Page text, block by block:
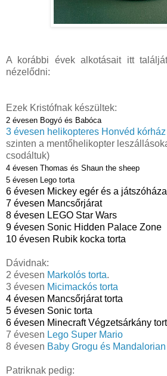
A korábbi évek alkotásait itt
nézelődni:
Ezek Kristófnak készültek:
2 évesen Bogyó és Babóca
3 évesen helikopteres Honvéd kórház
szinten a mentőhelikopter
csodáltuk)
4 évesen Thomas és Shaun the sheep
5 évesen Lego torta
6 évesen Mickey egér és a játszóháza
7 évesen Mancsőrjárat
8 évesen LEGO Star Wars
9 évesen Sonic Hidden Palace Zone
10 évesen Rubik kocka torta
Dávidnak:
2 évesen Markolós torta.
3 évesen Micimackós torta
4 évesen Mancsőrjárat torta
5 évesen Sonic torta
6 évesen Minecraft Végzetsárkány
7 évesen Lego Super Mario
8 évesen Baby Grogu és Mandalorian
Patriknak pedig: